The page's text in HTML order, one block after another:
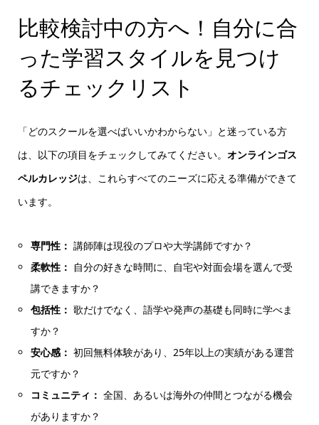
比較検討中の方へ！自分に合
った学習スタイルを見つけ
るチェックリスト
「どのスクールを選べばいいかわからない」と迷っている方
は、以下の項目をチェックしてみてください。 オンラインゴス
ペルカレッジは、これらすべてのニーズに応える準備ができて
います。
専門性： 講師陣は現役のプロや大学講師ですか？
柔軟性： 自分の好きな時間に、自宅や対面会場を選んで受
講できますか？
包括性： 歌だけでなく、語学や発声の基礎も同時に学べま
すか？
安心感： 初回無料体験があり、25年以上の実績がある運営
元ですか？
コミュニティ： 全国、あるいは海外の仲間とつながる機会
がありますか？